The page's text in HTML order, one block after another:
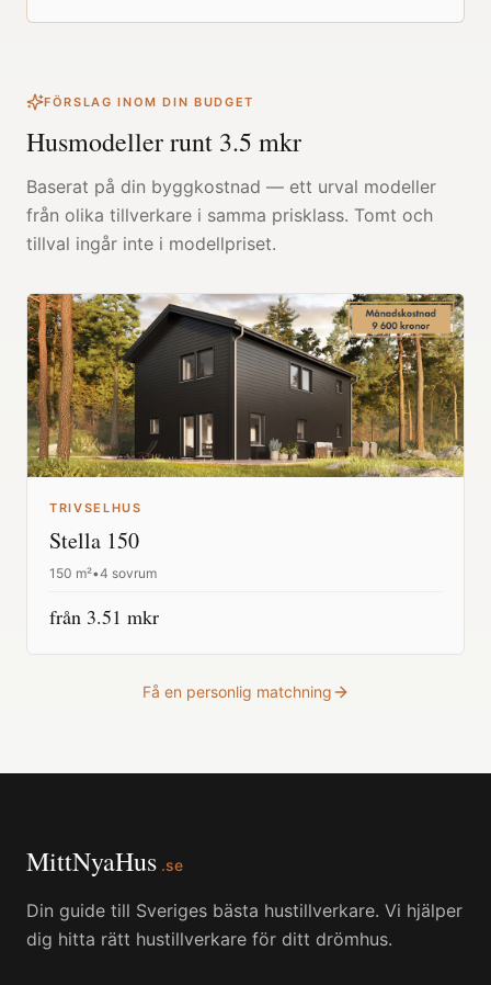
FÖRSLAG INOM DIN BUDGET
Husmodeller runt 3.5 mkr
Baserat på din byggkostnad — ett urval modeller
från olika tillverkare i samma prisklass. Tomt och
tillval ingår inte i modellpriset.
TRIVSELHUS
Stella 150
150 m²•4 sovrum
från 3.51 mkr
Få en personlig matchning
MittNyaHus .se
Din guide till Sveriges bästa hustillverkare. Vi hjälper
dig hitta rätt hustillverkare för ditt drömhus.